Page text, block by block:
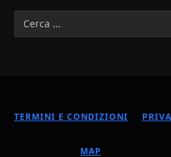
TERMINI E CONDIZIONI
MAP